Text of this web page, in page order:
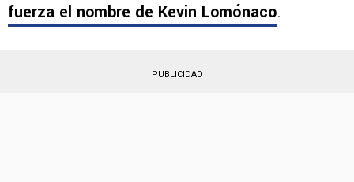
cuando muchos cañones apuntaban a César
fuerza el nombre de Kevin Lomónaco